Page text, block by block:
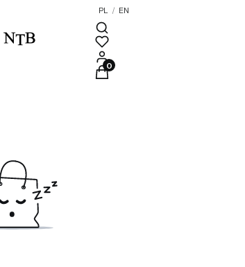
PL / EN
Produkty w koszyku: 0. Zobacz